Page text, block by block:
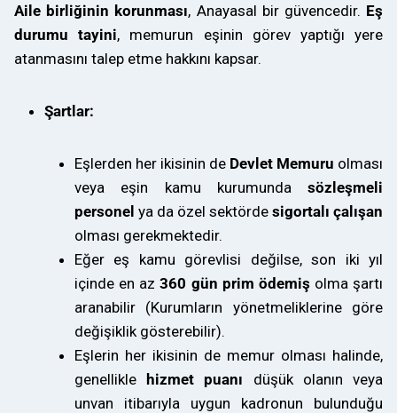
Aile birliğinin korunması, Anayasal bir güvencedir. Eş
durumu tayini, memurun eşinin görev yaptığı yere
atanmasını talep etme hakkını kapsar.
Şartlar:
Eşlerden her ikisinin de Devlet Memuru olması
veya eşin kamu kurumundasözleşmeli
personel ya da özel sektördesigortalı çalışan
olması gerekmektedir.
Eğer eş kamu görevlisi değilse, son iki yıl
içinde en az360 gün prim ödemiş olma şartı
aranabilir (Kurumların yönetmeliklerine göre
değişiklik gösterebilir).
Eşlerin her ikisinin de memur olması halinde,
genellikle hizmet puanı düşük olanın veya
unvan itibarıyla uygun kadronun bulunduğu